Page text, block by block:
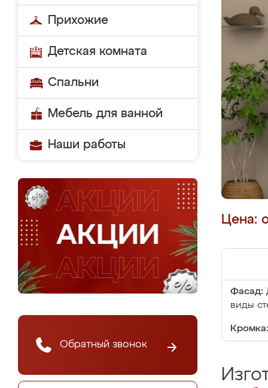
Прихожие
Детская комната
Спальни
Мебель для ванной
Наши работы
Обратный звонок
Цена:
Фасад:
виды
Кромка: